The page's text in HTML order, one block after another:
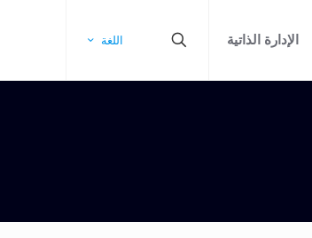
الإدارة الذاتية اللغة